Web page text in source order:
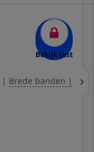
Bekijk test
| Brede banden |